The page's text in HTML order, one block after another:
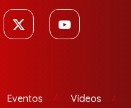
Eventos Vídeos